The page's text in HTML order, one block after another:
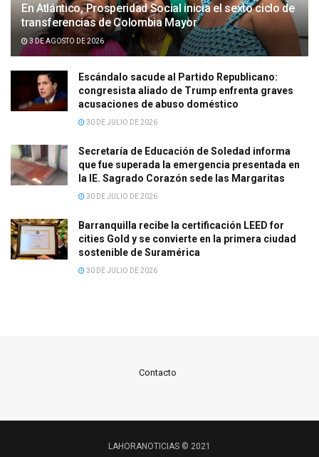
En Atlántico, Prosperidad Social inicia el sexto ciclo de
transferencias de Colombia Mayor
3 DE AGOSTO DE 2026
Escándalo sacude al Partido Republicano:
congresista aliado de Trump enfrenta graves
acusaciones de abuso doméstico
30 DE JULIO DE 2026
Secretaría de Educación de Soledad informa
que fue superada la emergencia presentada en
la IE. Sagrado Corazón sede las Margaritas
30 DE JULIO DE 2026
Barranquilla recibe la certificación LEED for
cities Gold y se convierte en la primera ciudad
sostenible de Suramérica
30 DE JULIO DE 2026
Contacto
LAHORANOTICIAS © 2021